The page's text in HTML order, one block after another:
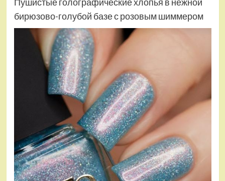
бирюзово-голубой базе с розовым шиммером